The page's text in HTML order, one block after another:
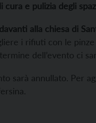
cura e pulizia degli
davanti alla chiesa di
i rifiuti con le
dell’evento ci
sarà annullato. Per